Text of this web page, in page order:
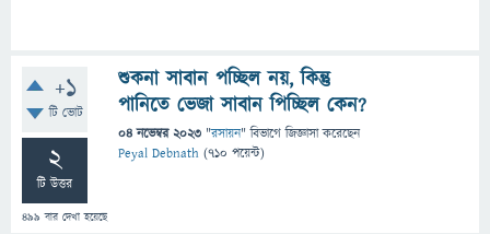
+1
টি ভোট
2
টি উত্তর
499 বার দেখা হয়েছে
শুকনা সাবান পচ্ছিল নয়, কিন্তু
পানিতে ভেজা সাবান পিচ্ছিল কেন?
04 নভেম্বর 2023 "রসায়ন" বিভাগে জিজ্ঞাসাকরেছেন
Peyal Debnath (710 পয়েন্ট)